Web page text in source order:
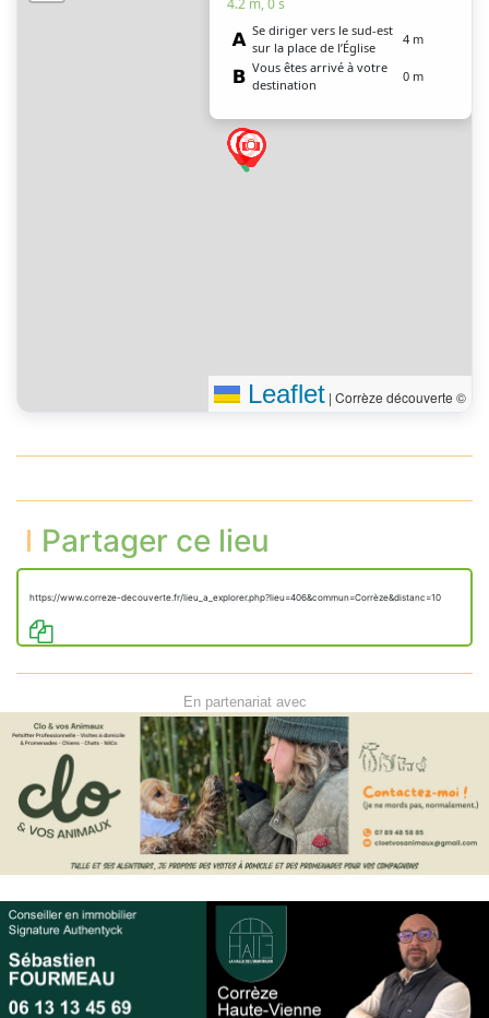
Se diriger vers le sud-est
sur la place de l’Église
4 m
Vous êtes arrivé à votre
destination
0 m
Leaflet | Corrèze découverte ©
Partager ce lieu
https://www.correze-decouverte.fr/lieu_a_explorer.php?lieu=406&commun=Corrèze&distanc=10
En partenariat avec